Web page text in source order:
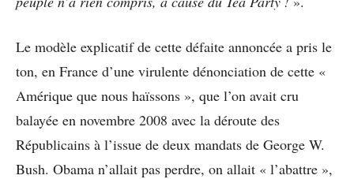
Le modèle explicatif de cette défaite annoncée a pris le
ton, en France d’une virulente dénonciation de cette «
Amérique que nous haïssons », que l’on avait cru
balayée en novembre 2008 avec la déroute des
Républicains à l’issue de deux mandats de George W.
Bush. Obama n’allait pas perdre, on allait « l’abattre »,